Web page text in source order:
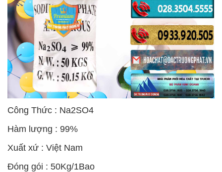
Công Thức : Na2SO4
Hàm lượng : 99%
Xuất xứ : Việt Nam
Đóng gói : 50Kg/1Bao